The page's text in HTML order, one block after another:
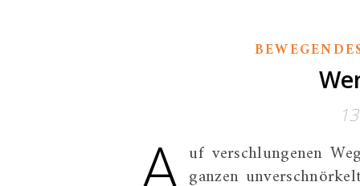
A uf verschlungenen
ganzen